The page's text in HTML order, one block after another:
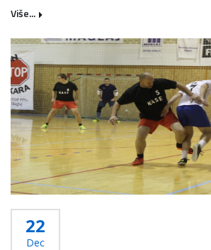
Više...
22
Dec